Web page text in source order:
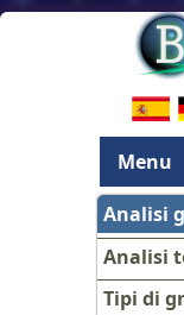
Menu
Analisi
Analisi
Tipi di